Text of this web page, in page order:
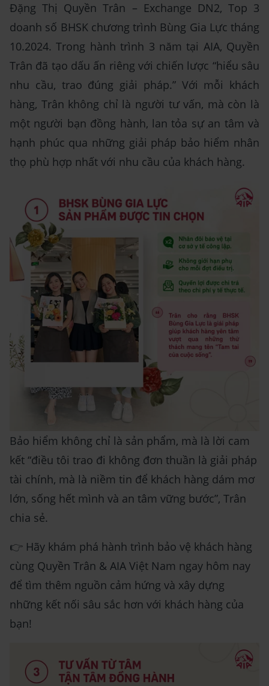
Đặng Thị Quyền Trân – Exchange DN2, Top 3
doanh số BHSK chương trình Bùng Gia Lực tháng
10.2024. Trong hành trình 3 năm tại AIA, Quyền
Trân đã tạo dấu ấn riêng với chiến lược “hiểu sâu
nhu cầu, trao đúng giải pháp.” Với mỗi khách
hàng, Trân không chỉ là người tư vấn, mà còn là
một người bạn đồng hành, lan tỏa sự an tâm và
hạnh phúc qua những giải pháp bảo hiểm nhân
thọ phù hợp nhất với nhu cầu của khách hàng.
Bảo hiểm không chỉ là sản phẩm, mà là lời cam
kết “điều tôi trao đi không đơn thuần là giải pháp
tài chính, mà là niềm tin để khách hàng dám mơ
lớn, sống hết mình và an tâm vững bước”, Trân
chia sẻ.
👉 Hãy khám phá hành trình bảo vệ khách hàng
cùng Quyền Trân & AIA Việt Nam ngay hôm nay
để tìm thêm nguồn cảm hứng và xây dựng
những kết nối sâu sắc hơn với khách hàng của
bạn!